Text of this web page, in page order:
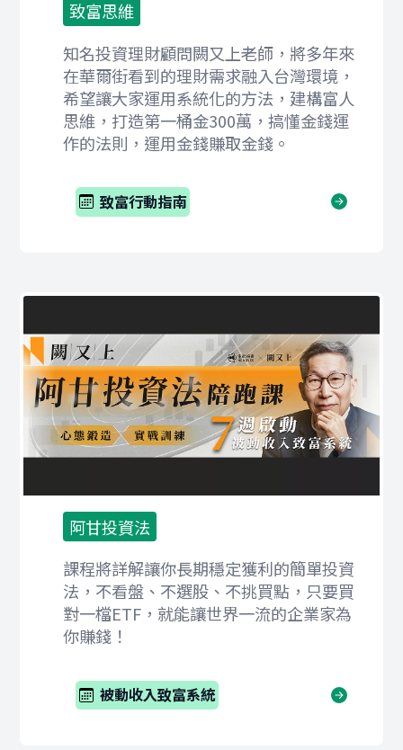
致富思維
知名投資理財顧問闕又上老師，將多年來
在華爾街看到的理財需求融入台灣環境，
希望讓大家運用系統化的方法，建構富人
思維，打造第一桶金300萬，搞懂金錢運
作的法則，運用金錢賺取金錢。
致富行動指南
阿甘投資法
課程將詳解讓你長期穩定獲利的簡單投資
法，不看盤、不選股、不挑買點，只要買
對一檔ETF，就能讓世界一流的企業家為
你賺錢！
被動收入致富系統